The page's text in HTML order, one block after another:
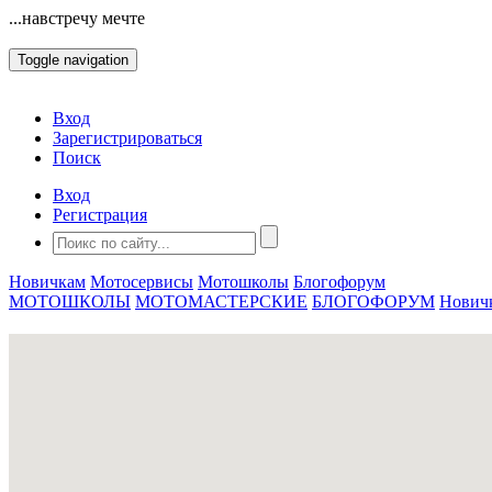
...навстречу мечте
Toggle navigation
Вход
Зарегистрироваться
Поиск
Вход
Регистрация
Новичкам Мотосервисы Мотошколы Блогофорум
МОТОШКОЛЫ МОТОМАСТЕРСКИЕ БЛОГОФОРУМ